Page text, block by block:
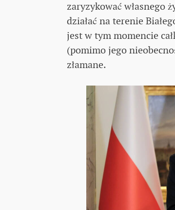
zaryzykować własnego
działać na terenie
jest w tym momencie
(pomimo jego
złamane.